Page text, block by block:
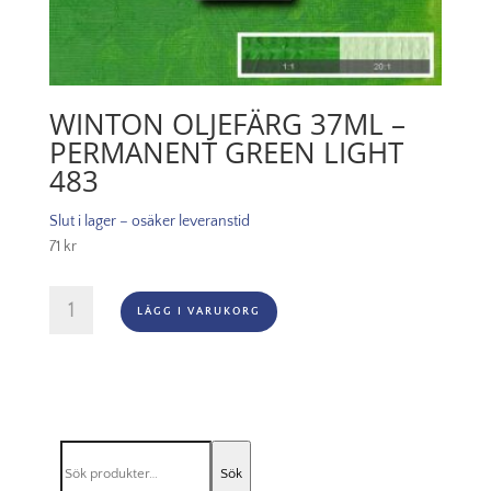
WINTON OLJEFÄRG 37ML –
PERMANENT GREEN LIGHT
483
Slut i lager – osäker leveranstid
71 kr
Oljefärg
light
483
LÄGG I VARUKORG
efter:
Sök